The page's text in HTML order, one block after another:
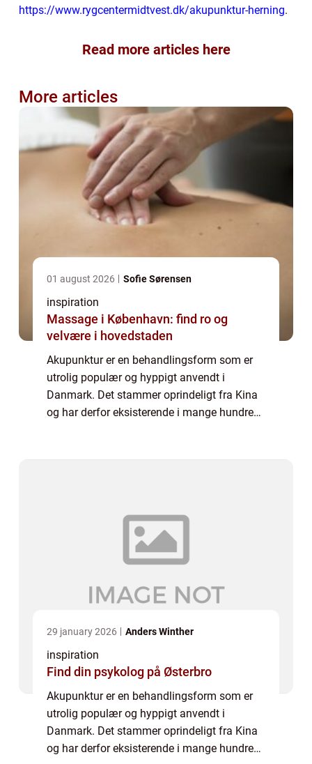
https://www.rygcentermidtvest.dk/akupunktur-herning.
Read more articles here
More articles
01 august 2026 Sofie Sørensen
inspiration
Massage i København: find ro og
velvære i hovedstaden
Akupunktur er en behandlingsform som er
utrolig populær og hyppigt anvendt i
Danmark. Det stammer oprindeligt fra Kina
og har derfor eksisterende i mange hundrede
29 january 2026 Anders Winther
inspiration
Find din psykolog på Østerbro
Akupunktur er en behandlingsform som er
utrolig populær og hyppigt anvendt i
Danmark. Det stammer oprindeligt fra Kina
og har derfor eksisterende i mange hundrede